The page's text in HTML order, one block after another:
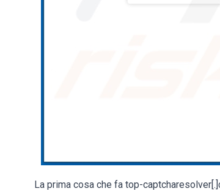
La prima cosa che fa top-